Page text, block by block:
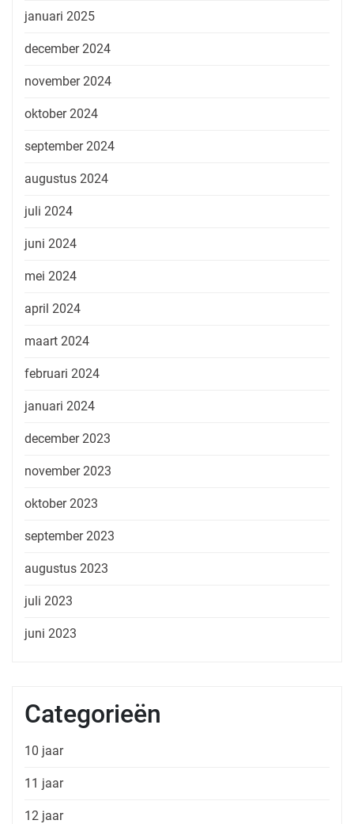
januari 2025
december 2024
november 2024
oktober 2024
september 2024
augustus 2024
juli 2024
juni 2024
mei 2024
april 2024
maart 2024
februari 2024
januari 2024
december 2023
november 2023
oktober 2023
september 2023
augustus 2023
juli 2023
juni 2023
Categorieën
10 jaar
11 jaar
12 jaar